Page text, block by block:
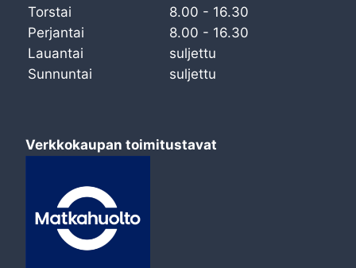
Torstai
8.00 - 16.30
Perjantai
8.00 - 16.30
Lauantai
suljettu
Sunnuntai
suljettu
Verkkokaupan toimitustavat